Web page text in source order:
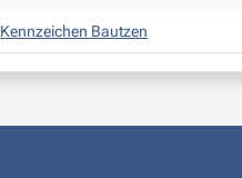
Kennzeichen Bautzen